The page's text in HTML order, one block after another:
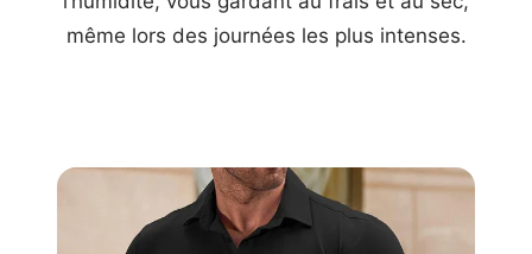
même lors des journées les plus intenses.